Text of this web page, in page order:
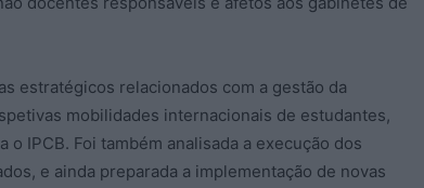
estratégicos relacionados com a gestão da
mobilidades internacionais de estudantes,
IPCB. Foi também analisada a execução dos
e ainda preparada a implementação de novas